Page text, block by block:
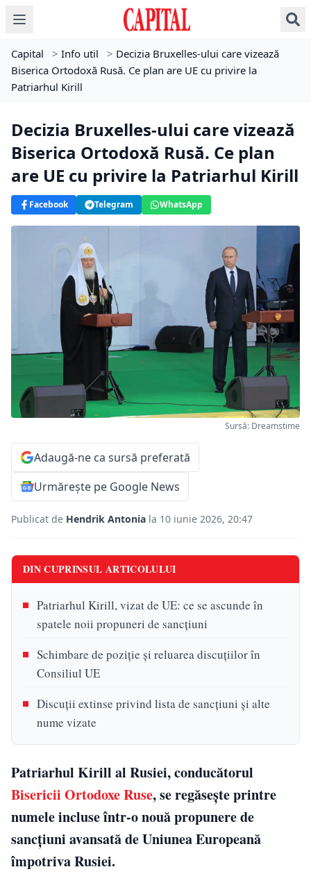
Capital > Info util > Decizia Bruxelles-ului care vizează
Biserica Ortodoxă Rusă. Ce plan are UE cu privire la
Patriarhul Kirill
Decizia Bruxelles-ului care vizează
Biserica Ortodoxă Rusă. Ce plan
are UE cu privire la Patriarhul Kirill
Facebook Telegram WhatsApp
Sursă: Dreamstime
Adaugă-ne ca sursă preferată
Urmărește pe Google News
Publicat de Hendrik Antonia la 10 iunie 2026, 20:47
DIN CUPRINSUL ARTICOLULUI
Patriarhul Kirill, vizat de UE: ce se ascunde în
spatele noii propuneri de sancțiuni
Schimbare de poziție și reluarea discuțiilor în
Consiliul UE
Discuții extinse privind lista de sancțiuni și alte
nume vizate
Patriarhul Kirill al Rusiei, conducătorul
Bisericii Ortodoxe Ruse, se regăsește printre
numele incluse într-o nouă propunere de
sancțiuni avansată de Uniunea Europeană
împotriva Rusiei.